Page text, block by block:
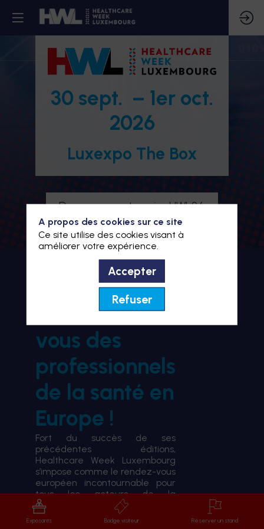
30 sept. – 1er oct.
2026
Luxexpo The Box
Devenez partenaire HWL26
Je m'inscris à HWL26
BIENVENUE À HWL26
le rendez-
vous des
professionnels
de la santé en
Europe !
Fort du succès de ses
précédentes éditions,
Healthcare Week Luxembourg
s’impose comme le rendez-vous
européen incontournable pour
tous les acteurs de la
transformation du système de
santé.
Exposants Badge visiteur Réserver un stand
A propos des cookies sur ce site
Ce site utilise des cookies visant à
améliorer votre expérience.
Accepter
Refuser